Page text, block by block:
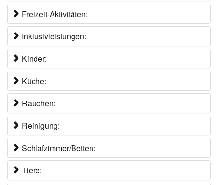
Freizeit-Aktivitäten:
Inklusivleistungen:
Kinder:
Küche:
Rauchen:
Reinigung:
Schlafzimmer/Betten:
Tiere: